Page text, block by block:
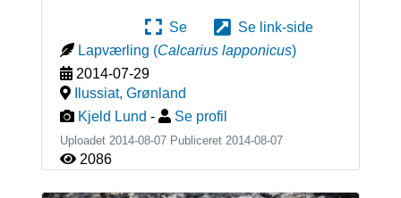
Se
Se link-side
Lapværling (Calcarius lapponicus)
2014-07-29
Ilussiat, Grønland
Kjeld Lund - Se profil
Uploadet 2014-08-07 Publiceret 2014-08-07
2086